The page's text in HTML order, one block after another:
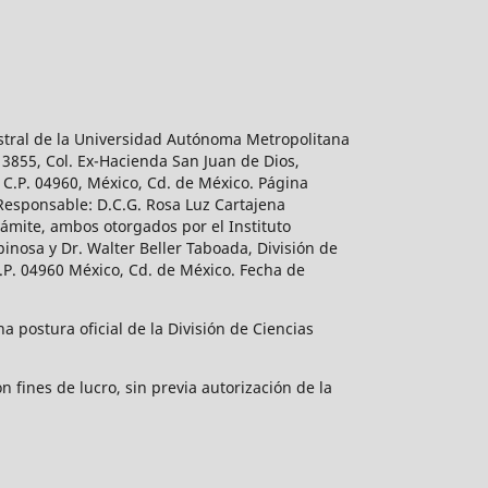
de la Universidad Autónoma Metropolitana
Col. Ex-Hacienda San Juan de Dios,
04960, México, Cd. de México. Página
D.C.G. Rosa Luz Cartajena
ambos otorgados por el Instituto
y Dr. Walter Beller Taboada, División de
04960 México, Cd. de México. Fecha de
postura oficial de la División de Ciencias
fines de lucro, sin previa autorización de la